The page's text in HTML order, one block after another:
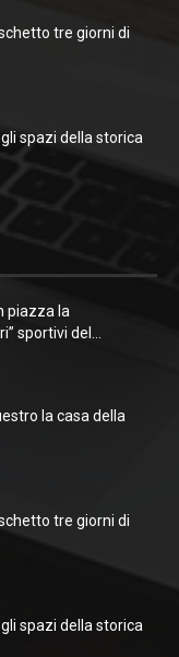
tre giorni di
spazi della storica
piazza la
sportivi del...
la casa della
tre giorni di
spazi della storica